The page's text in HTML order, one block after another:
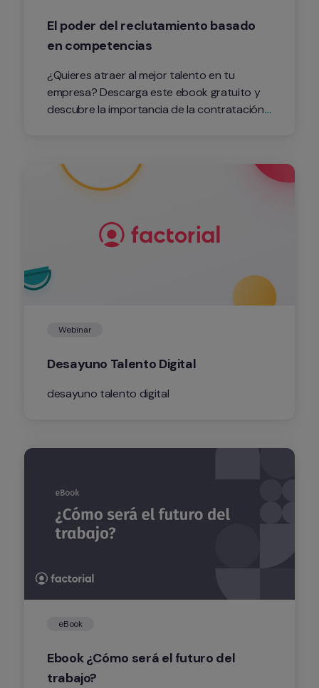
El poder del reclutamiento basado
en competencias
¿Quieres atraer al mejor talento en tu
empresa? Descarga este ebook gratuito y
descubre la importancia de la contratación
Webinar
Desayuno Talento Digital
desayuno talento digital
eBook
Ebook ¿Cómo será el futuro del
trabajo?